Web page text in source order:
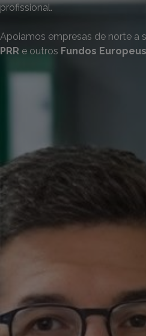
profissional.
Apoiamos empresas de norte a
PRR e outros Fundos Europeus